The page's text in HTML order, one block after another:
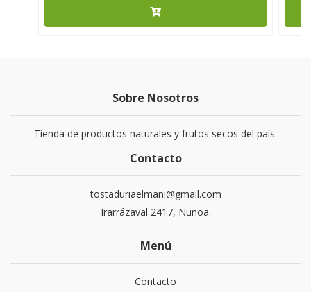
Sobre Nosotros
Tienda de productos naturales y frutos secos del país.
Contacto
tostaduriaelmani@gmail.com
Irarrázaval 2417, Ñuñoa.
Menú
Contacto